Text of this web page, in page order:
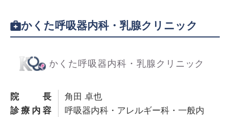
かくた呼吸器内科・乳腺クリニック
院長
角田 卓也
診療内容
呼吸器内科・アレルギー科・一般内